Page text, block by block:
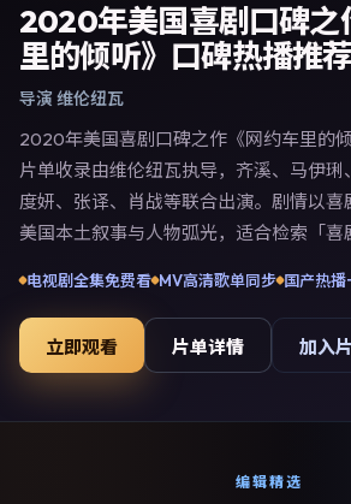
2020年美国喜剧口碑之
里的倾听》口碑热播推
导演 维伦纽瓦
2020年美国喜剧口碑之作《网约车里的
片单收录由维伦纽瓦执导，齐溪、马伊
度妍、张译、肖战等联合出演。剧情以
美国本土叙事与人物弧光，适合检索「喜
映，随后登陆流媒体与电视端。影片在节
调沉浸体验，可作为片单推荐、影评长文
材。
电视剧全集免费看 MV高清歌单同步 国产热播
立即观看 片单详情 加入
编辑精选